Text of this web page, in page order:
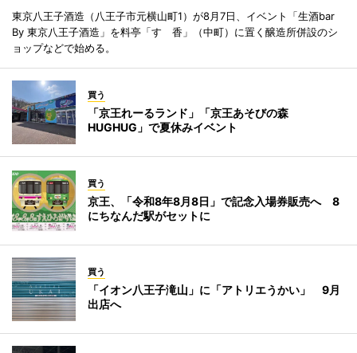
東京八王子酒造（八王子市元横山町1）が8月7日、イベント「生酒bar
By 東京八王子酒造」を料亭「すゞ香」（中町）に置く醸造所併設のシ
ョップなどで始める。
買う
「京王れーるランド」「京王あそびの森
HUGHUG」で夏休みイベント
買う
京王、「令和8年8月8日」で記念入場券販売へ 8
にちなんだ駅がセットに
買う
「イオン八王子滝山」に「アトリエうかい」 9月
出店へ